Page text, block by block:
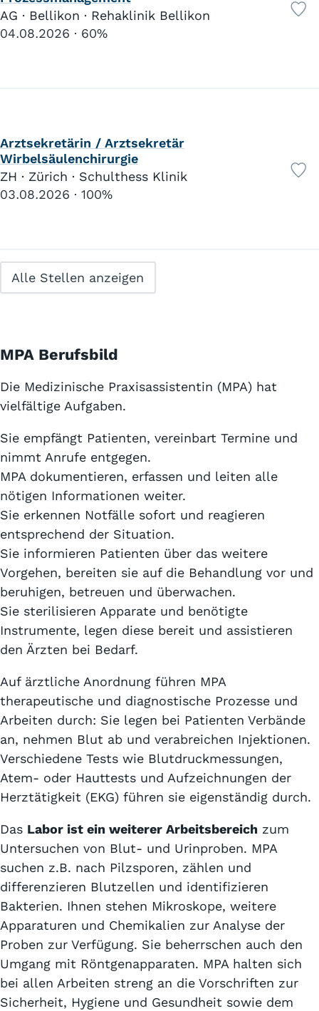
AG · Bellikon · Rehaklinik Bellikon
04.08.2026
60%
Arztsekretärin / Arztsekretär
Wirbelsäulenchirurgie
ZH · Zürich · Schulthess Klinik
03.08.2026
100%
Alle Stellen anzeigen
MPA Berufsbild
Die Medizinische Praxisassistentin (MPA) hat
vielfältige Aufgaben.
Sie empfängt Patienten, vereinbart Termine und
nimmt Anrufe entgegen.
MPA dokumentieren, erfassen und leiten alle
nötigen Informationen weiter.
Sie erkennen Notfälle sofort und reagieren
entsprechend der Situation.
Sie informieren Patienten über das weitere
Vorgehen, bereiten sie auf die Behandlung vor und
beruhigen, betreuen und überwachen.
Sie sterilisieren Apparate und benötigte
Instrumente, legen diese bereit und assistieren
den Ärzten bei Bedarf.
Auf ärztliche Anordnung führen MPA
therapeutische und diagnostische Prozesse und
Arbeiten durch: Sie legen bei Patienten Verbände
an, nehmen Blut ab und verabreichen Injektionen.
Verschiedene Tests wie Blutdruckmessungen,
Atem- oder Hauttests und Aufzeichnungen der
Herztätigkeit (EKG) führen sie eigenständig durch.
Das Labor ist ein weiterer Arbeitsbereich zum
Untersuchen von Blut- und Urinproben. MPA
suchen z.B. nach Pilzsporen, zählen und
differenzieren Blutzellen und identifizieren
Bakterien. Ihnen stehen Mikroskope, weitere
Apparaturen und Chemikalien zur Analyse der
Proben zur Verfügung. Sie beherrschen auch den
Umgang mit Röntgenapparaten. MPA halten sich
bei allen Arbeiten streng an die Vorschriften zur
Sicherheit, Hygiene und Gesundheit sowie dem